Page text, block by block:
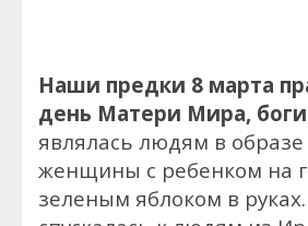
Наши предки 8 марта
день Матери Мира,
являлась людям в
женщины с ребенком на
зеленым яблоком в